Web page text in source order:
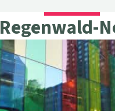
Zement und
Regenwald-